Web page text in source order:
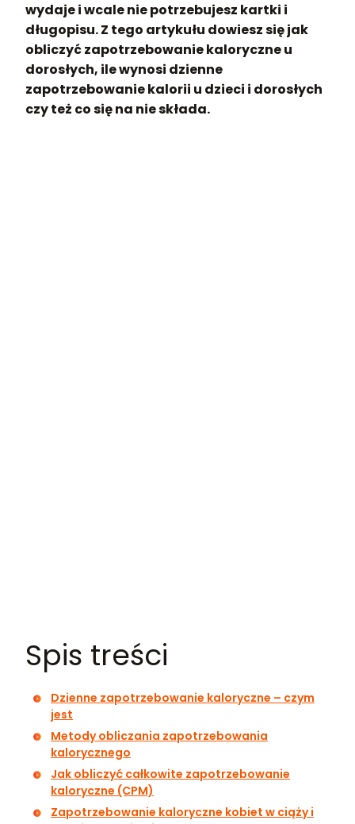
wydaje i wcale nie potrzebujesz kartki i
długopisu. Z tego artykułu dowiesz się jak
obliczyć zapotrzebowanie kaloryczne u
dorosłych, ile wynosi dzienne
zapotrzebowanie kalorii u dzieci i dorosłych
czy też co się na nie składa.
Spis treści
Dzienne zapotrzebowanie kaloryczne – czym
jest
Metody obliczania zapotrzebowania
kalorycznego
Jak obliczyć całkowite zapotrzebowanie
kaloryczne (CPM)
Zapotrzebowanie kaloryczne kobiet w ciąży i